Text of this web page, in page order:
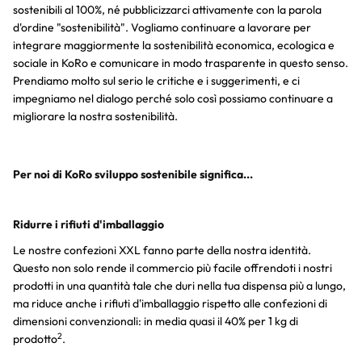
sostenibili al 100%, né pubblicizzarci attivamente con la parola
d'ordine "sostenibilità". Vogliamo continuare a lavorare per
integrare maggiormente la sostenibilità economica, ecologica e
sociale in KoRo e comunicare in modo trasparente in questo senso.
Prendiamo molto sul serio le critiche e i suggerimenti, e ci
impegniamo nel dialogo perché solo così possiamo continuare a
migliorare la nostra sostenibilità.
Per noi di KoRo sviluppo sostenibile significa...
Ridurre i rifiuti d'imballaggio
Le nostre confezioni XXL fanno parte della nostra identità.
Questo non solo rende il commercio più facile offrendoti i nostri
prodotti in una quantità tale che duri nella tua dispensa più a lungo,
ma riduce anche i rifiuti d'imballaggio rispetto alle confezioni di
dimensioni convenzionali: in media quasi il 40% per 1 kg di
prodotto2.